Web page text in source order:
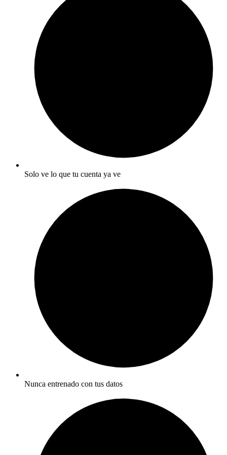
Solo ve lo que tu cuenta ya ve
Nunca entrenado con tus datos